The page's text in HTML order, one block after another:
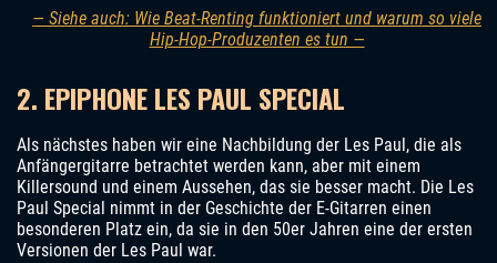
— Siehe auch: Wie Beat-Renting funktioniert und warum so viele
Hip-Hop-Produzenten es tun —
2. EPIPHONE LES PAUL SPECIAL
Als nächstes haben wir eine Nachbildung der Les Paul, die als
Anfängergitarre betrachtet werden kann, aber mit einem
Killersound und einem Aussehen, das sie besser macht. Die Les
Paul Special nimmt in der Geschichte der E-Gitarren einen
besonderen Platz ein, da sie in den 50er Jahren eine der ersten
Versionen der Les Paul war.